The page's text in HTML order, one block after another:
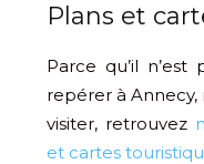
Plans et
Parce qu’il
repérer à Annecy,
visiter, retrouvez
et cartes